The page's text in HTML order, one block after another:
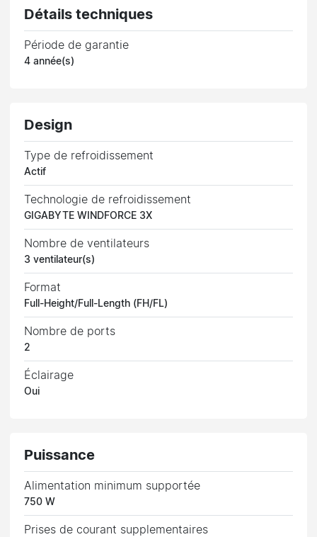
Détails techniques
Période de garantie
4 année(s)
Design
Type de refroidissement
Actif
Technologie de refroidissement
GIGABYTE WINDFORCE 3X
Nombre de ventilateurs
3 ventilateur(s)
Format
Full-Height/Full-Length (FH/FL)
Nombre de ports
2
Éclairage
Oui
Puissance
Alimentation minimum supportée
750 W
Prises de courant supplementaires